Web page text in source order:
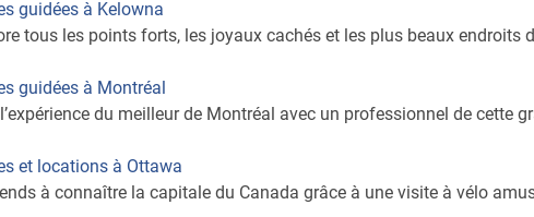
guidées à Kelowna
tous les points forts, les joyaux cachés et les plus beaux endroits
guidées à Montréal
du meilleur de Montréal avec un professionnel de cette
et locations à Ottawa
à connaître la capitale du Canada grâce à une visite à vélo